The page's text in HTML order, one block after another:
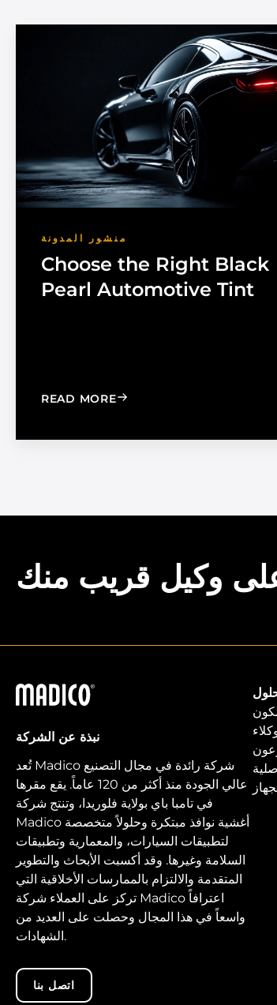
منشور المدونة
Choose the Right Black
Pearl Automotive Tint
READ MORE: CHOOSE THE RIGHT
وكيل قريب منك
ماديكو
نبذة عن الشركة
تُعد Madico شركة رائدة في مجال التصنيع
عالي الجودة منذ أكثر من 120 عاماً. يقع مقرها
في تامبا باي بولاية فلوريدا، وتنتج شركة
Madico أغشية نوافذ مبتكرة وحلولاً متخصصة
لتطبيقات السيارات، والمعمارية وتطبيقات
السلامة وغيرها. وقد أكسبت الأبحاث والتطوير
المتقدمة والالتزام بالممارسات الأخلاقية التي
تركز على العملاء شركة Madico اعترافاً
واسعاً في هذا المجال وحصلت على العديد من
الشهادات.
اتصل بنا